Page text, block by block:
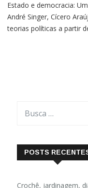
Estado e democracia:
André Singer, Cícero
teorias políticas a partir
POSTS
Crochê, jardinagem,